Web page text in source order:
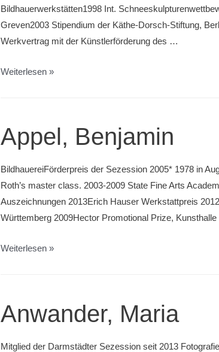
Bildhauerwerkstätten1998 Int.
Greven2003 Stipendium der Käthe-Dorsch-Stiftung,
Werkvertrag mit der Künstlerförderung des …
Arnskötter,
Weiterlesen »
Appel, Benjamin
BildhauereiFörderpreis der Sezession 2005* 1978 in
Roth’s master class. 2003-2009 State Fine Arts
Auszeichnungen 2013Erich Hauser Werkstattpreis
Württemberg 2009Hector Promotional Prize,
Appel,
Weiterlesen »
Anwander, Maria
Mitglied der Darmstädter Sezession seit 2013